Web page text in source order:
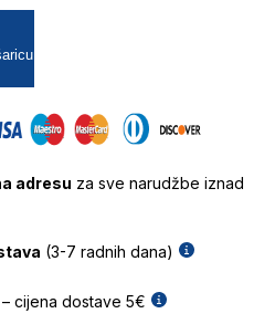
adresu za sve narudžbe iznad
(3-7 radnih dana)
– cijena dostave 5€